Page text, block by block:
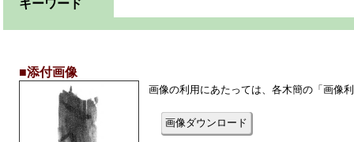
キーワード
■添付画像
画像の利用にあたっては、各木簡の「画像
画像ダウンロード